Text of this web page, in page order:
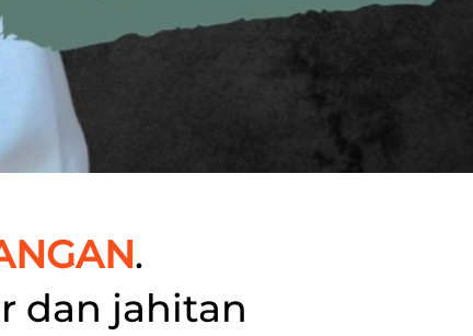
.
dan jahitan